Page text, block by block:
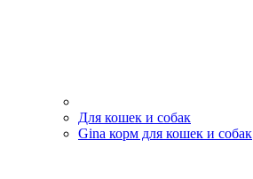
Для кошек и собак
Gina корм для кошек и собак